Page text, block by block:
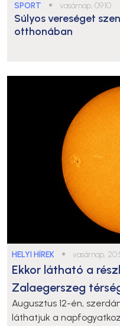
SPORT ● vasárnap, 09:10
Súlyos vereséget
otthonában
HELYI HÍREK ● vasárnap,
Ekkor látható a
Zalaegerszeg
Augusztus 12-én,
láthatjuk a